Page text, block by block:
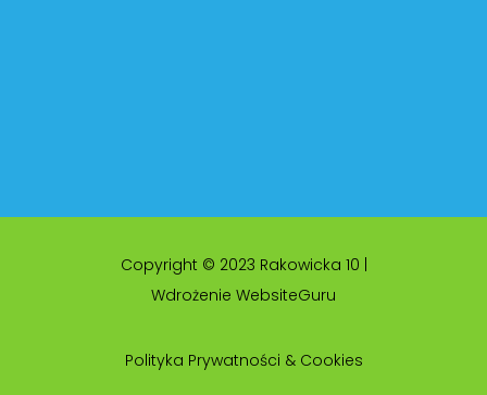
Copyright © 2023 Rakowicka 10 |
Wdrożenie WebsiteGuru
Polityka Prywatności & Cookies